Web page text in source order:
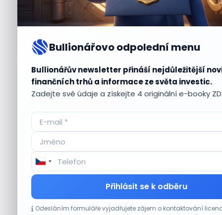
Bullionářovo odpolední menu
Bullionářův newsletter přináší nejdůležitější
finančních trhů a informace ze světa investic.
Zadejte své údaje a získejte 4 originální e-booky
Přihlásit se k odběru
Odesláním formuláře vyjadřujete zájem o kontaktování
Aktuálnípříležitosti
Akcie Micron klesají, ale nejhoršímu